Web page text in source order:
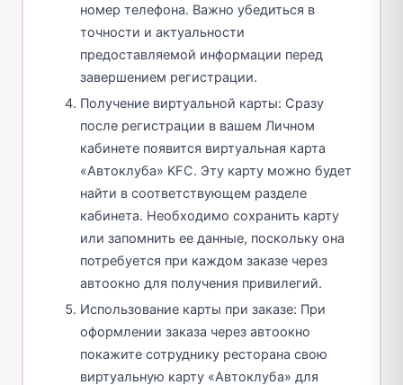
номер телефона. Важно убедиться в
точности и актуальности
предоставляемой информации перед
завершением регистрации.
Получение виртуальной карты: Сразу
после регистрации в вашем Личном
кабинете появится виртуальная карта
«Автоклуба» KFC. Эту карту можно будет
найти в соответствующем разделе
кабинета. Необходимо сохранить карту
или запомнить ее данные, поскольку она
потребуется при каждом заказе через
автоокно для получения привилегий.
Использование карты при заказе: При
оформлении заказа через автоокно
покажите сотруднику ресторана свою
виртуальную карту «Автоклуба» для